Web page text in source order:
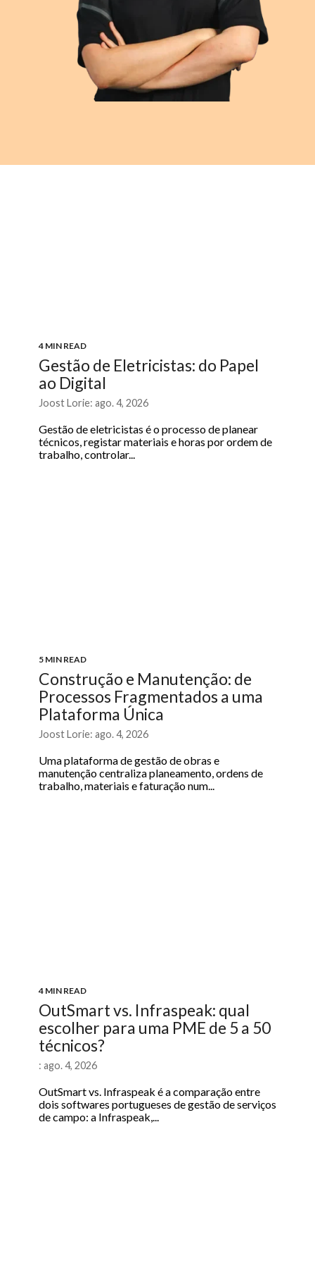
4 MIN READ
Gestão de Eletricistas: do Papel
ao Digital
Joost Lorie: ago. 4, 2026
Gestão de eletricistas é o processo de planear
técnicos, registar materiais e horas por ordem de
trabalho, controlar...
5 MIN READ
Construção e Manutenção: de
Processos Fragmentados a uma
Plataforma Única
Joost Lorie: ago. 4, 2026
Uma plataforma de gestão de obras e
manutenção centraliza planeamento, ordens de
trabalho, materiais e faturação num...
4 MIN READ
OutSmart vs. Infraspeak: qual
escolher para uma PME de 5 a 50
técnicos?
: ago. 4, 2026
OutSmart vs. Infraspeak é a comparação entre
dois softwares portugueses de gestão de serviços
de campo: a Infraspeak,...